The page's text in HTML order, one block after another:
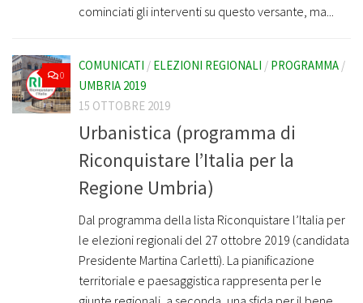
cominciati gli interventi su questo versante, ma...
0
COMUNICATI / ELEZIONI REGIONALI / PROGRAMMA /
UMBRIA 2019
15 OTTOBRE 2019
Urbanistica (programma di
Riconquistare l’Italia per la
Regione Umbria)
Dal programma della lista Riconquistare l’Italia per
le elezioni regionali del 27 ottobre 2019 (candidata
Presidente Martina Carletti). La pianificazione
territoriale e paesaggistica rappresenta per le